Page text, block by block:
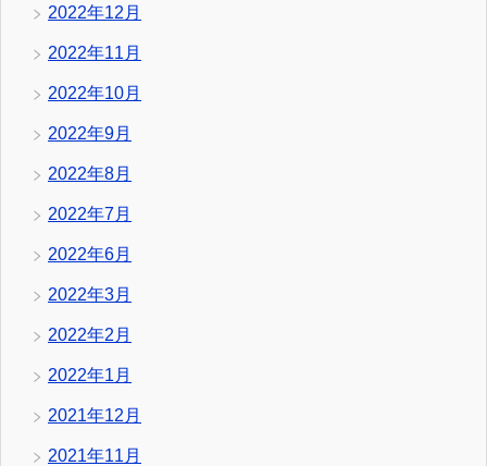
2022年12月
2022年11月
2022年10月
2022年9月
2022年8月
2022年7月
2022年6月
2022年3月
2022年2月
2022年1月
2021年12月
2021年11月